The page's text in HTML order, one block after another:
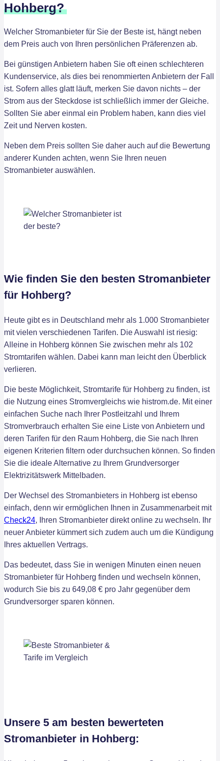
Hohberg?
Welcher Stromanbieter für Sie der Beste ist, hängt neben
dem Preis auch von Ihren persönlichen Präferenzen ab.
Bei günstigen Anbietern haben Sie oft einen schlechteren
Kundenservice, als dies bei renommierten Anbietern der Fall
ist. Sofern alles glatt läuft, merken Sie davon nichts – der
Strom aus der Steckdose ist schließlich immer der Gleiche.
Sollten Sie aber einmal ein Problem haben, kann dies viel
Zeit und Nerven kosten.
Neben dem Preis sollten Sie daher auch auf die Bewertung
anderer Kunden achten, wenn Sie Ihren neuen
Stromanbieter auswählen.
Wie finden Sie den besten Stromanbieter
für Hohberg?
Heute gibt es in Deutschland mehr als 1.000 Stromanbieter
mit vielen verschiedenen Tarifen. Die Auswahl ist riesig:
Alleine in Hohberg können Sie zwischen mehr als 102
Stromtarifen wählen. Dabei kann man leicht den Überblick
verlieren.
Die beste Möglichkeit, Stromtarife für Hohberg zu finden, ist
die Nutzung eines Stromvergleichs wie histrom.de. Mit einer
einfachen Suche nach Ihrer Postleitzahl und Ihrem
Stromverbrauch erhalten Sie eine Liste von Anbietern und
deren Tarifen für den Raum Hohberg, die Sie nach Ihren
eigenen Kriterien filtern oder durchsuchen können. So finden
Sie die ideale Alternative zu Ihrem Grundversorger
Elektrizitätswerk Mittelbaden.
Der Wechsel des Stromanbieters in Hohberg ist ebenso
einfach, denn wir ermöglichen Ihnen in Zusammenarbeit mit
Check24, Ihren Stromanbieter direkt online zu wechseln. Ihr
neuer Anbieter kümmert sich zudem auch um die Kündigung
Ihres aktuellen Vertrags.
Das bedeutet, dass Sie in wenigen Minuten einen neuen
Stromanbieter für Hohberg finden und wechseln können,
wodurch Sie bis zu 649,08 € pro Jahr gegenüber dem
Grundversorger sparen können.
Unsere 5 am besten bewerteten
Stromanbieter in Hohberg: